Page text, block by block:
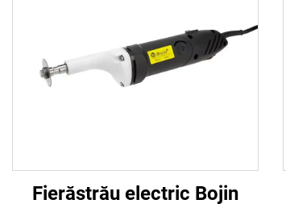
Fierăstrău electric Bojin